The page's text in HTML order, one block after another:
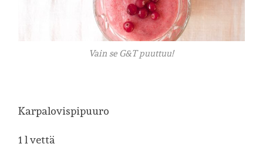
Vain se G&T puuttuu!
Karpalovispipuuro
1 l vettä